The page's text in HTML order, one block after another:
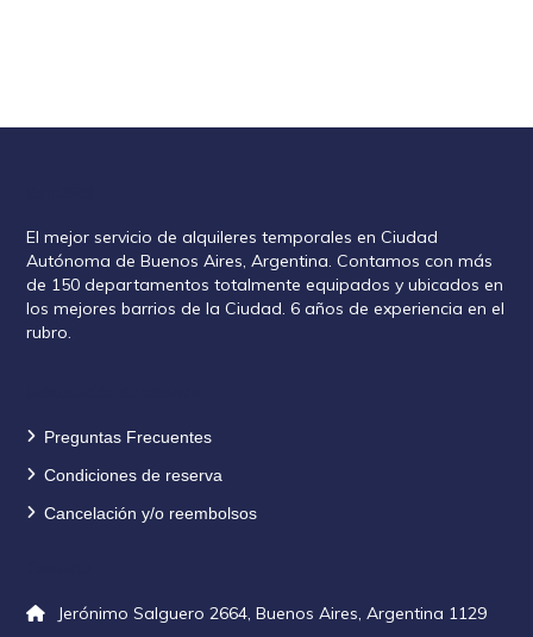
El mejor servicio de alquileres temporales en Ciudad
Autónoma de Buenos Aires, Argentina. Contamos con más
de 150 departamentos totalmente equipados y ubicados en
los mejores barrios de la Ciudad. 6 años de experiencia en el
rubro.
Preguntas Frecuentes
Condiciones de reserva
Cancelación y/o reembolsos
Jerónimo Salguero 2664, Buenos Aires, Argentina 1129